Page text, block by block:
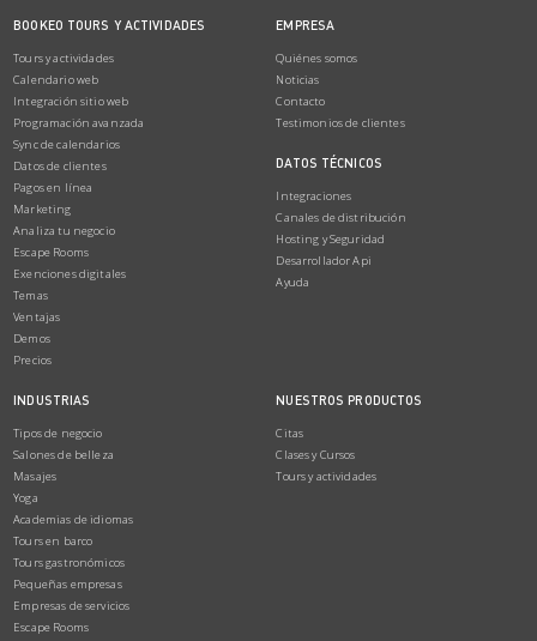
BOOKEO TOURS Y ACTIVIDADES
Tours y actividades
Calendario web
Integración sitio web
Programación avanzada
Sync de calendarios
Datos de clientes
Pagos en línea
Marketing
Analiza tu negocio
Escape Rooms
Exenciones digitales
Temas
Ventajas
Demos
Precios
EMPRESA
Quiénes somos
Noticias
Contacto
Testimonios de clientes
DATOS TÉCNICOS
Integraciones
Canales de distribución
Hosting y Seguridad
Desarrollador Api
Ayuda
INDUSTRIAS
Tipos de negocio
Salones de belleza
Masajes
Yoga
Academias de idiomas
Tours en barco
Tours gastronómicos
Pequeñas empresas
Empresas de servicios
Escape Rooms
NUESTROS PRODUCTOS
Citas
Clases y Cursos
Tours y actividades